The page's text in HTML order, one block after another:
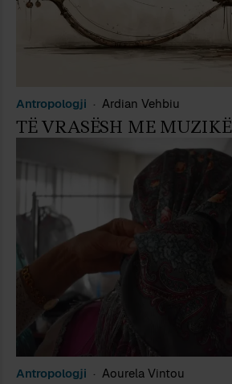
Antropologji Ardian Vehbiu
TË VRASËSH ME MUZIKË
Antropologji Aourela Vintou